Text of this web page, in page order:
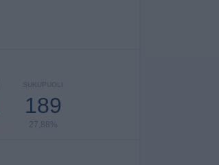
SUKUPUOLI
189
27,88%